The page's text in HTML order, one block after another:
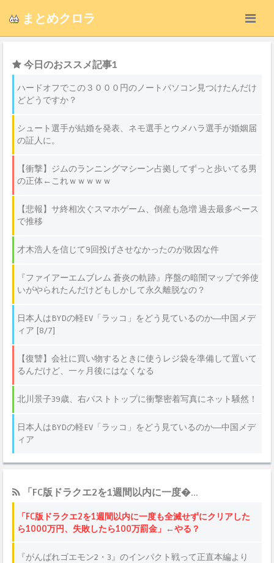
まとめクロラ
「FC版ドラクエ2を1週間以内に一度�...
「FC版ドラクエ2を1週間以内に一度も全滅せずにクリアした
ら1000万円、失敗したら100万罰金」←やる？
『がんばれゴエモン2・3』のインパクト戦って正直本編より